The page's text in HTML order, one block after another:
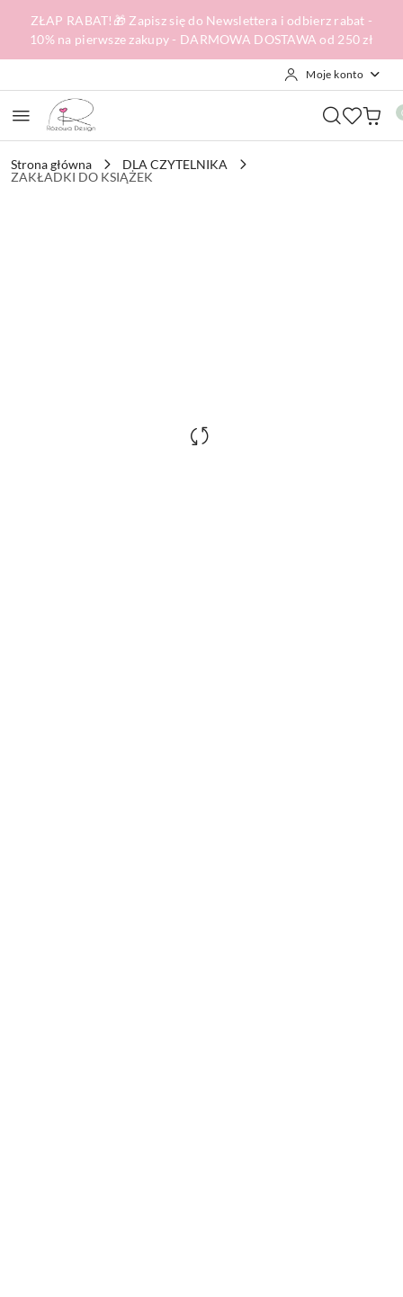
Przejdź do treści głównej
Przejdź do wyszukiwarki
Przejdź do moje konto
Przejdź do menu głównego
Przejdź do opisu produktu
Przejdź do stopki
ZŁAP RABAT!🎁 Zapisz się do Newslettera i odbierz rabat -
10% na pierwsze zakupy - DARMOWA DOSTAWA od 250 zł
Moje konto
Strona główna
DLA CZYTELNIKA
ZAKŁADKI DO KSIĄŻEK